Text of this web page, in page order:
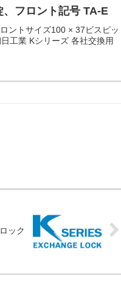
フロント記号 TA-E
ントサイズ100 × 37ビスピッ
工業 Kシリーズ 各社交換用
ック